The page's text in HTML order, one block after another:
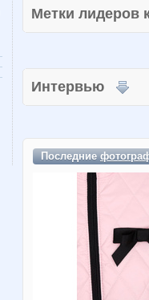
Метки
Интервью
Последние